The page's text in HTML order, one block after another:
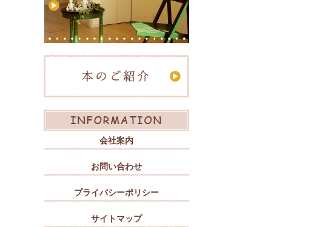
会社案内
お問い合わせ
プライバシーポリシー
サイトマップ